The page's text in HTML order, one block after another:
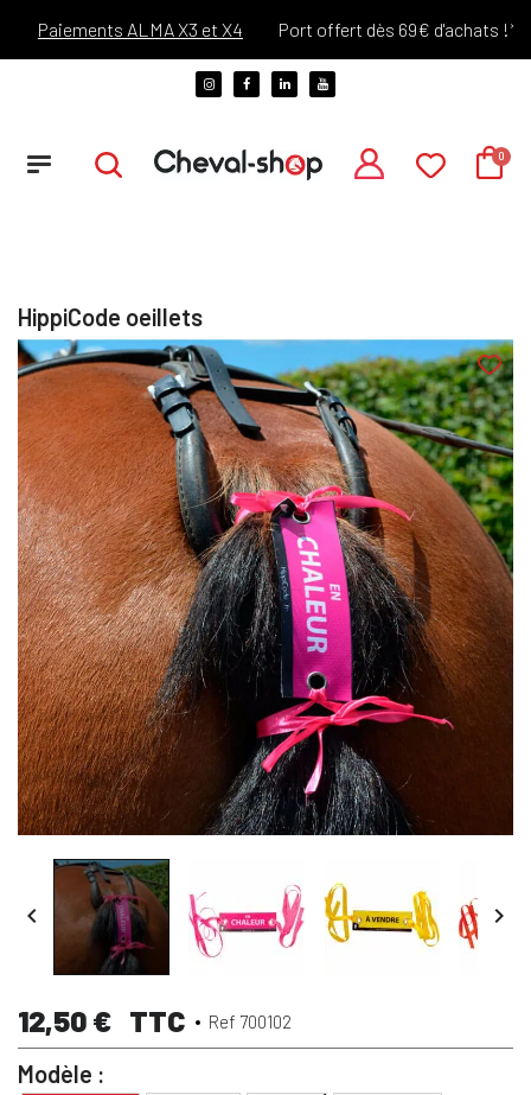
Paiements ALMA X3 et X4 Port offert dès 69€ d'achats !*
HippiCode oeillets
 
12,50 € TTC Ref 700102
Modèle :